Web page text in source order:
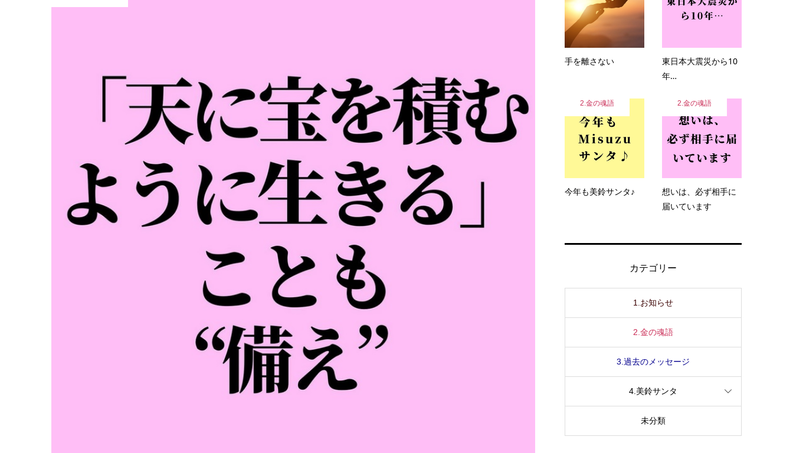
手を離さない
東日本大震災から10
年…
2.金の魂語
今年も美鈴サンタ♪
2.金の魂語
想いは、必ず相手に
届いています
カテゴリー
1.お知らせ
2.金の魂語
3.過去のメッセージ
4.美鈴サンタ
未分類